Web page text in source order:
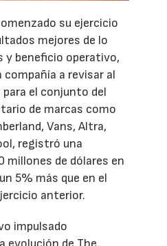
su ejercicio
mejores de lo
y beneficio operativo,
compañía a revisar al
el conjunto del
de marcas como
Vans, Altra,
registró una
millones de dólares en
5% más que en el
anterior.
impulsado